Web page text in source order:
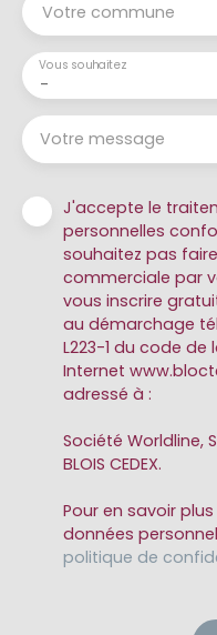
Votre commune
-
Vous souhaitez
Votre message
J'accepte le
personnelles
souhaitez pas
commerciale par
vous inscrire
au démarchage
L223-1 du code
Internet
adressé à :
Société Worldline,
BLOIS CEDEX.
Pour en savoir
données
politique de